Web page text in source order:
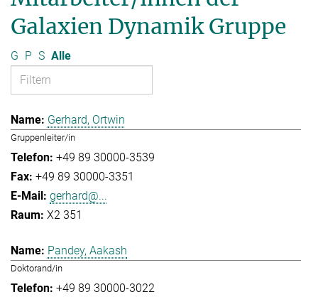
Galaxien Dynamik Gruppe
G P S Alle
Gerhard, Ortwin
Gruppenleiter/in
+49 89 30000-3539
+49 89 30000-3351
gerhard@...
X2 351
Pandey, Aakash
Doktorand/in
+49 89 30000-3022